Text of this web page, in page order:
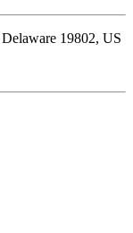
19802, US